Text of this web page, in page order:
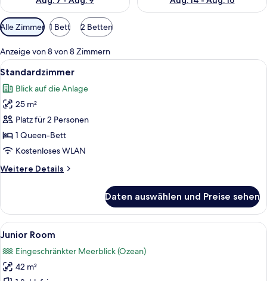
Verfügbare
Filter
für
Zimmer
Alle Zimmer 1 Bett 2 Betten
Anzeige von 8 von 8 Zimmern
Alle
Fotos
für
Standardzimmer
anzeigen
Ein Hotelzimmer mit einem Bett,
5
Standardzimmer
Blick auf die Anlage
25 m²
Platz für 2 Personen
1 Queen-Bett
Kostenloses WLAN
Weitere Details
Weitere
Daten auswählen und Preise sehen
Alle
Fotos
für
Junior
Ein Hotelzimmer mit einem Bett,
7
Junior Room
Eingeschränkter Meerblick (Ozean)
42 m²